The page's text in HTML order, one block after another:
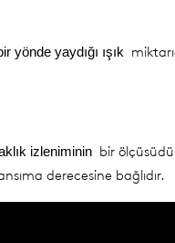
yönde yaydığı ışık
izleniminin bir
derecesine bağlıdır.